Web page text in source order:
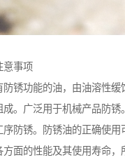
意事项
防锈功能的油，由油溶性缓
成。广泛用于机械产品防锈
序防锈。防锈油的正确使用
方面的性能及其使用寿命，